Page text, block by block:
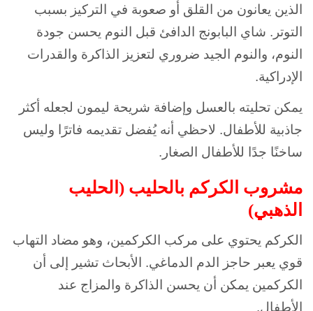
الذين يعانون من القلق أو صعوبة في التركيز بسبب
التوتر. شاي البابونج الدافئ قبل النوم يحسن جودة
النوم، والنوم الجيد ضروري لتعزيز الذاكرة والقدرات
الإدراكية.
يمكن تحليته بالعسل وإضافة شريحة ليمون لجعله أكثر
جاذبية للأطفال. لاحظي أنه يُفضل تقديمه فاترًا وليس
ساخنًا جدًا للأطفال الصغار.
مشروب الكركم بالحليب (الحليب
الذهبي)
الكركم يحتوي على مركب الكركمين، وهو مضاد التهاب
قوي يعبر حاجز الدم الدماغي. الأبحاث تشير إلى أن
الكركمين يمكن أن يحسن الذاكرة والمزاج عند
الأطفال.